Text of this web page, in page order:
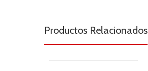
Productos Relacionados